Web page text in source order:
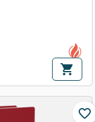
shopping_cart
favorite_border